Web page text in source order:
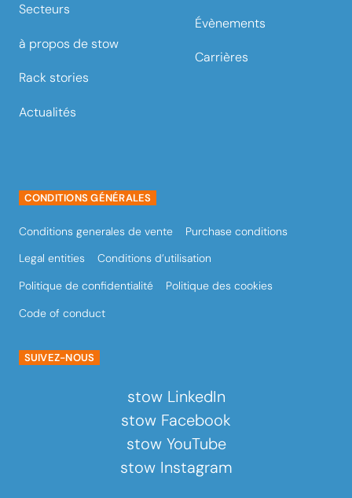
Secteurs
à propos de stow
Rack stories
Actualités
Évènements
Carrières
CONDITIONS GÉNÉRALES
Conditions generales de vente
Purchase conditions
Legal entities
Conditions d’utilisation
Politique de confidentialité
Politique des cookies
Code of conduct
SUIVEZ-NOUS
stow LinkedIn
stow Facebook
stow YouTube
stow Instagram